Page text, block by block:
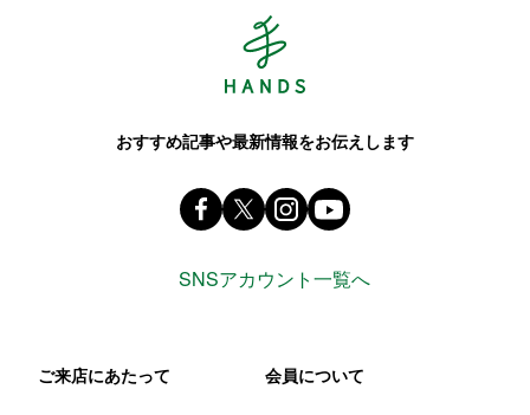
おすすめ記事や最新情報をお伝えします
Facebook ハンズ公式ファンページ
X(旧 twitter) @Hands_official_
instagram
SNSアカウント一覧へ
ご来店にあたって 会員について